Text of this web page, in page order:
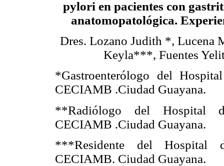
pylori en pacientes con
anatomopatológica.
Dres. Lozano Judith *, Lucena
Keyla***, Fuentes
*Gastroenterólogo del
CECIAMB .Ciudad Guayana.
**Radiólogo del Hospital
CECIAMB .Ciudad Guayana.
***Residente del Hospital
CECIAMB. Ciudad Guayana.